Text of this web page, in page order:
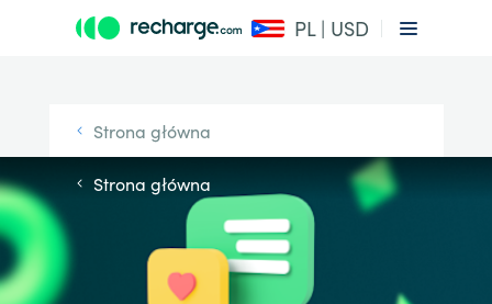
PL | USD
Strona główna
Strona główna